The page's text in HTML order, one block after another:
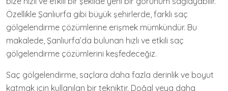
Özellikle Şanlıurfa gibi büyük şehirlerde, farklı saç
gölgelendirme çözümlerine erişmek mümkündür. Bu
makalede, Şanlıurfa’da bulunan hızlı ve etkili saç
gölgelendirme çözümlerini keşfedeceğiz.
Saç gölgelendirme, saçlara daha fazla derinlik ve boyut
katmak için kullanılan bir tekniktir. Doğal veya daha